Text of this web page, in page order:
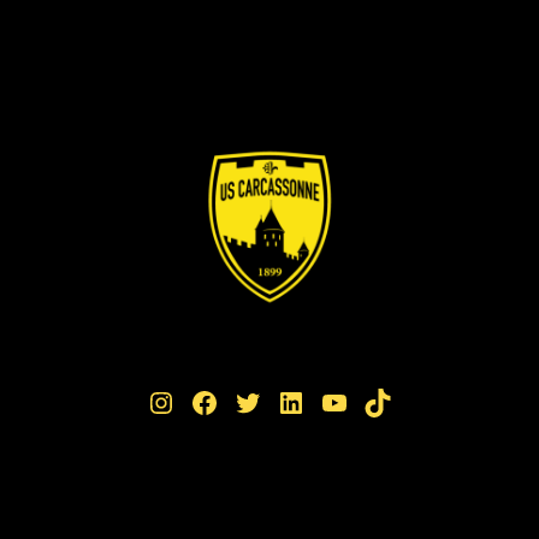
Instagram Facebook Twitter LinkedIn YouTube TikTok